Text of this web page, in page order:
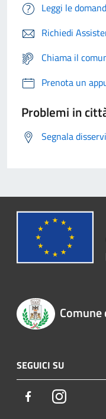
Leggi le
Richiedi
Chiama il
Prenota un
Problemi in
Segnala
SEGUICI SU
FacebookInstagram